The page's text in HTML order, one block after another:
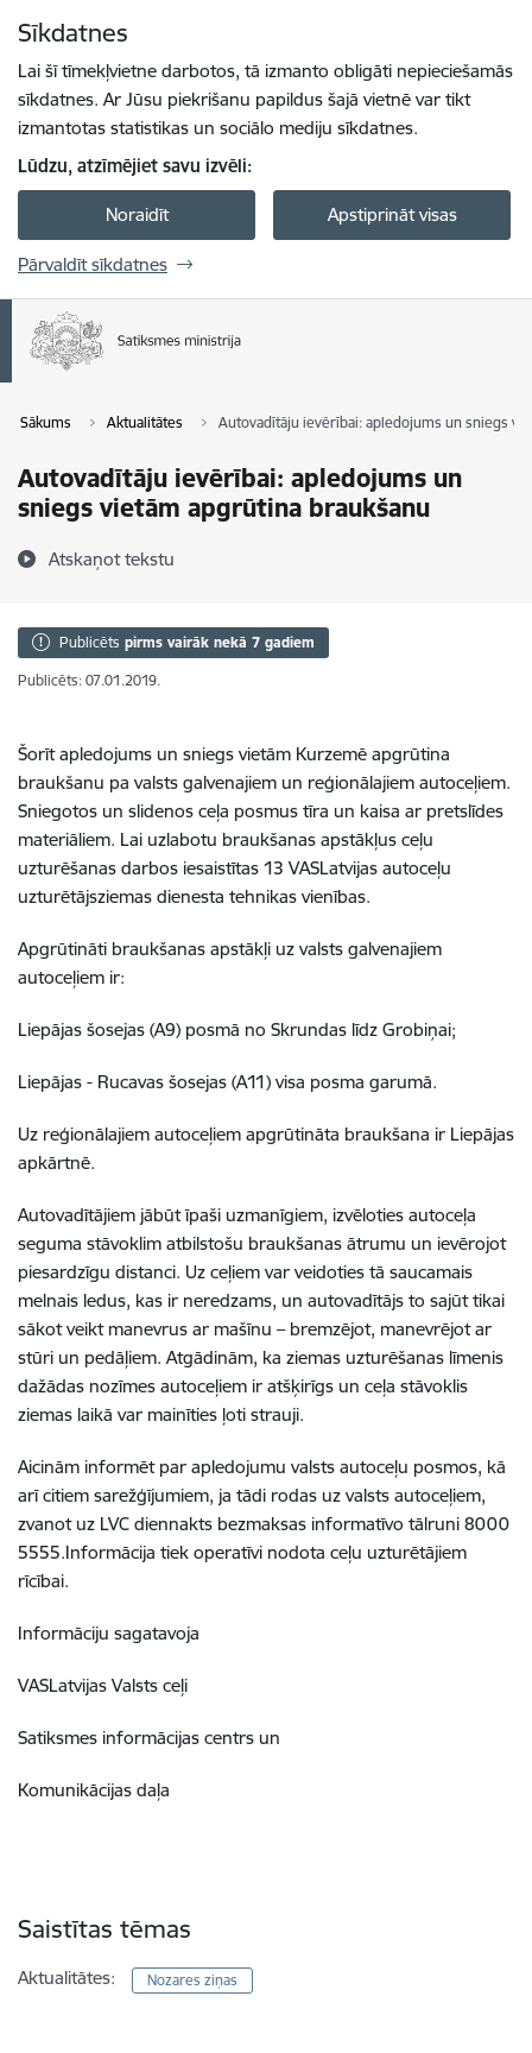
Sīkdatnes
Lai šī tīmekļvietne darbotos, tā izmanto obligāti nepieciešamās
sīkdatnes. Ar Jūsu piekrišanu papildus šajā vietnē var tikt
izmantotas statistikas un sociālo mediju sīkdatnes.
Lūdzu, atzīmējiet savu izvēli:
Noraidīt Apstiprināt visas
Pārvaldīt sīkdatnes
Sākums Aktualitātes Autovadītāju ievērībai: apledojums un sniegs
Autovadītāju ievērībai: apledojums un
sniegs vietām apgrūtina braukšanu
Atskaņot tekstu
Publicēts pirms vairāk nekā 7 gadiem
Publicēts: 07.01.2019.
Šorīt apledojums un sniegs vietām Kurzemē apgrūtina
braukšanu pa valsts galvenajiem un reģionālajiem autoceļiem.
Sniegotos un slidenos ceļa posmus tīra un kaisa ar pretslīdes
materiāliem. Lai uzlabotu braukšanas apstākļus ceļu
uzturēšanas darbos iesaistītas 13 VASLatvijas autoceļu
uzturētājsziemas dienesta tehnikas vienības.
Apgrūtināti braukšanas apstākļi uz valsts galvenajiem
autoceļiem ir:
Liepājas šosejas (A9) posmā no Skrundas līdz Grobiņai;
Liepājas - Rucavas šosejas (A11) visa posma garumā.
Uz reģionālajiem autoceļiem apgrūtināta braukšana ir Liepājas
apkārtnē.
Autovadītājiem jābūt īpaši uzmanīgiem, izvēloties autoceļa
seguma stāvoklim atbilstošu braukšanas ātrumu un ievērojot
piesardzīgu distanci. Uz ceļiem var veidoties tā saucamais
melnais ledus, kas ir neredzams, un autovadītājs to sajūt tikai
sākot veikt manevrus ar mašīnu – bremzējot, manevrējot ar
stūri un pedāļiem. Atgādinām, ka ziemas uzturēšanas līmenis
dažādas nozīmes autoceļiem ir atšķirīgs un ceļa stāvoklis
ziemas laikā var mainīties ļoti strauji.
Aicinām informēt par apledojumu valsts autoceļu posmos, kā
arī citiem sarežģījumiem, ja tādi rodas uz valsts autoceļiem,
zvanot uz LVC diennakts bezmaksas informatīvo tālruni 8000
5555.Informācija tiek operatīvi nodota ceļu uzturētājiem
rīcībai.
Informāciju sagatavoja
VASLatvijas Valsts ceļi
Satiksmes informācijas centrs un
Komunikācijas daļa
Saistītas tēmas
Aktualitātes: Nozares ziņas